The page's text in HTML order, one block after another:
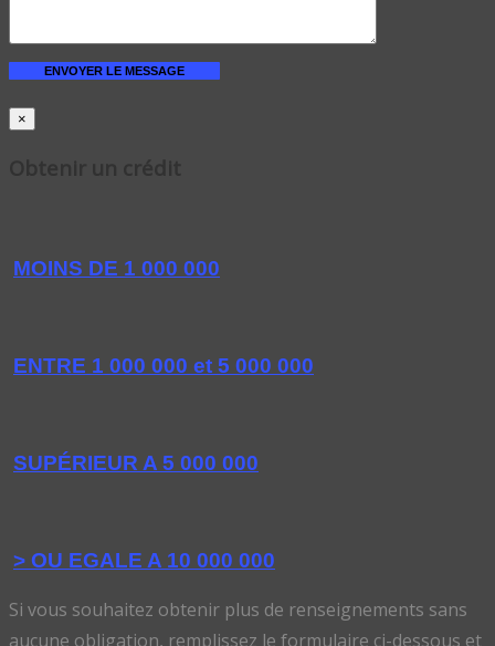
×
MOINS DE 1 000 000
ENTRE 1 000 000 et 5 000 000
SUPÉRIEUR A 5 000 000
> OU EGALE A 10 000 000
Si vous souhaitez obtenir plus de renseignements sans
aucune obligation, remplissez le formulaire ci-dessous et